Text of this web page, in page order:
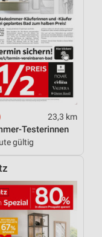
23,3 km
Testerinnen
gültig
von